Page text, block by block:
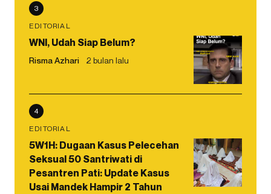
3
EDITORIAL
WNI, Udah Siap Belum?
Risma Azhari 2 bulan lalu
4
EDITORIAL
5W1H: Dugaan Kasus Pelecehan
Seksual 50 Santriwati di
Pesantren Pati: Update Kasus
Usai Mandek Hampir 2 Tahun